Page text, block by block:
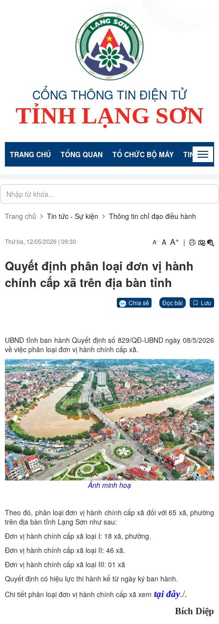
CỔNG THÔNG TIN ĐIỆN TỬ
TỈNH LẠNG SƠN
TRANG CHỦ TỔNG QUAN TỔ CHỨC BỘ MÁY TIN TỨC -
Trang chủ Tin tức - Sự kiện Thông tin chỉ đạo điều hành
Thứ ba, 12/05/2026 | 09:30 A- A A+ |
Quyết định phân loại đơn vị hành
chính cấp xã trên địa bàn tỉnh
Chia sẻ Đọc bài Lưu
UBND tỉnh ban hành Quyết định số 829/QĐ-UBND ngày 08/5/2026
về việc phân loại đơn vị hành chính cấp xã.
Ảnh minh hoạ
Theo đó, phân loại đơn vị hành chính cấp xã đối với 65 xã, phường
trên địa bàn tỉnh Lạng Sơn như sau:
Đơn vị hành chính cấp xã loại I: 18 xã, phường.
Đơn vị hành chính cấp xã loại II: 46 xã.
Đơn vị hành chính cấp xã loại III: 01 xã
Quyết định có hiệu lực thi hành kể từ ngày ký ban hành.
Chi tiết phân loại đơn vị hành chính cấp xã xem tại đây./.
Bích Diệp